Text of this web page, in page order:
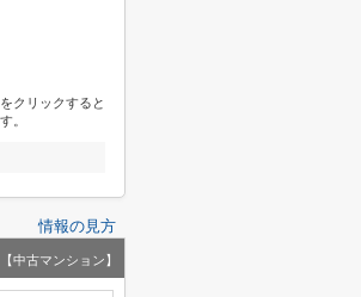
クリックすると
。
情報の見方
【中古マンション】